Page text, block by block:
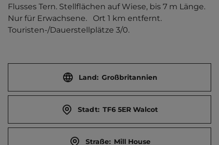
Flusses Tern. Stellflächen auf Wiese, bis 7 m Länge.
Nur für Erwachsene.   Ort 1 km entfernt.
Touristen-/Dauerstellplätze 3/0.
Land: Großbritannien
Stadt: TF6 5ER Walcot
Straße: Mill House